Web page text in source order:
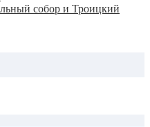
собор и Троицкий